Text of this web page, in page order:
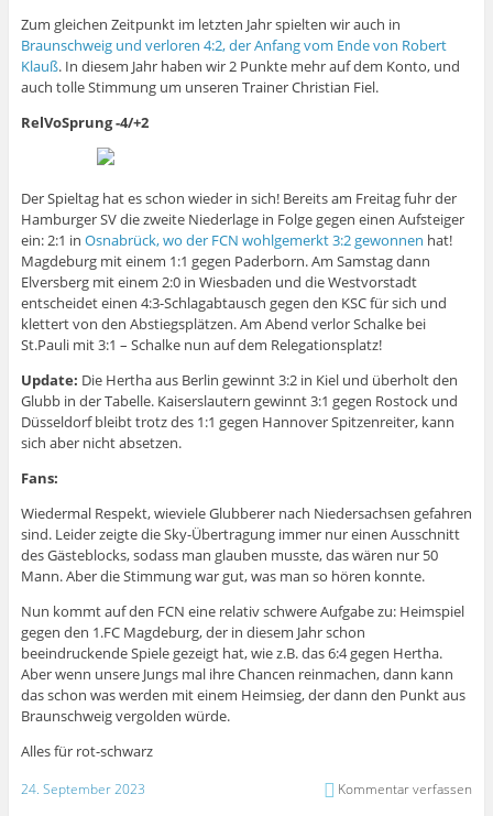
Zum gleichen Zeitpunkt im letzten Jahr spielten wir auch in
Braunschweig und verloren 4:2, der Anfang vom Ende von Robert
Klauß. In diesem Jahr haben wir 2 Punkte mehr auf dem Konto, und
auch tolle Stimmung um unseren Trainer Christian Fiel.
RelVoSprung -4/+2
Der Spieltag hat es schon wieder in sich! Bereits am Freitag fuhr der
Hamburger SV die zweite Niederlage in Folge gegen einen Aufsteiger
ein: 2:1 in Osnabrück, wo der FCN wohlgemerkt 3:2 gewonnen hat!
Magdeburg mit einem 1:1 gegen Paderborn. Am Samstag dann
Elversberg mit einem 2:0 in Wiesbaden und die Westvorstadt
entscheidet einen 4:3-Schlagabtausch gegen den KSC für sich und
klettert von den Abstiegsplätzen. Am Abend verlor Schalke bei
St.Pauli mit 3:1 – Schalke nun auf dem Relegationsplatz!
Update: Die Hertha aus Berlin gewinnt 3:2 in Kiel und überholt den
Glubb in der Tabelle. Kaiserslautern gewinnt 3:1 gegen Rostock und
Düsseldorf bleibt trotz des 1:1 gegen Hannover Spitzenreiter, kann
sich aber nicht absetzen.
Fans:
Wiedermal Respekt, wieviele Glubberer nach Niedersachsen gefahren
sind. Leider zeigte die Sky-Übertragung immer nur einen Ausschnitt
des Gästeblocks, sodass man glauben musste, das wären nur 50
Mann. Aber die Stimmung war gut, was man so hören konnte.
Nun kommt auf den FCN eine relativ schwere Aufgabe zu: Heimspiel
gegen den 1.FC Magdeburg, der in diesem Jahr schon
beeindruckende Spiele gezeigt hat, wie z.B. das 6:4 gegen Hertha.
Aber wenn unsere Jungs mal ihre Chancen reinmachen, dann kann
das schon was werden mit einem Heimsieg, der dann den Punkt aus
Braunschweig vergolden würde.
Alles für rot-schwarz
24. September 2023 Kommentar verfassen